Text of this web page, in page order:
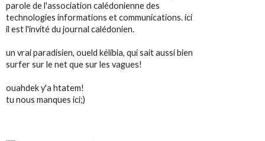
parole de l'association calédonienne des
technologies informations et communications. ici
il est l'invité du journal calédonien.
un vrai paradisien, oueld kélibia, qui sait aussi bien
surfer sur le net que sur les vagues!
ouahdek y'a htatem!
tu nous manques ici;)